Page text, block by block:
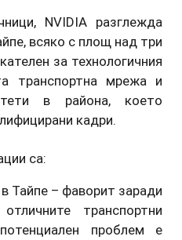
NVIDIA разглежда
всяко с площ над три
за технологичния
транспортна мрежа и
в района, което
кадри.
са:
Тайпе – фаворит заради
транспортни
проблем е